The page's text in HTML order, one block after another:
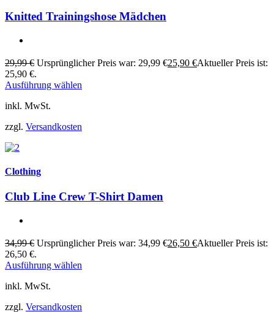
Knitted Trainingshose Mädchen
29,99€ Ursprünglicher Preis war: 29,99 €25,90 €Aktueller Preis ist:
25,90 €.
Ausführung wählen
inkl. MwSt.
zzgl. Versandkosten
Clothing
Club Line Crew T-Shirt Damen
34,99€ Ursprünglicher Preis war: 34,99 €26,50 €Aktueller Preis ist:
26,50 €.
Ausführung wählen
inkl. MwSt.
zzgl. Versandkosten